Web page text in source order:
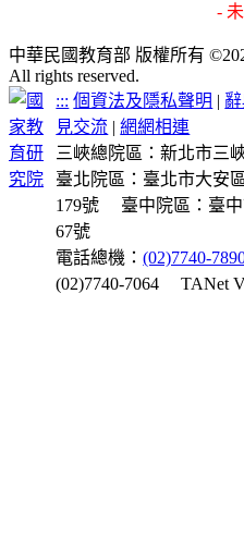
-
中華民國教育部 版權所有
All rights reserved.
::: 個資法及隱私聲明 |
見交流 |網網相連
三峽總院區：新北市三
臺北院區：臺北市大安
179號
臺中院區：臺
67號
電話總機：(02)7740-
(02)7740-7064
TANet